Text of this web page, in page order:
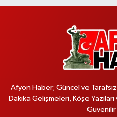
Afyon Haber; Güncel ve
Dakika Gelişmeleri, Köşe